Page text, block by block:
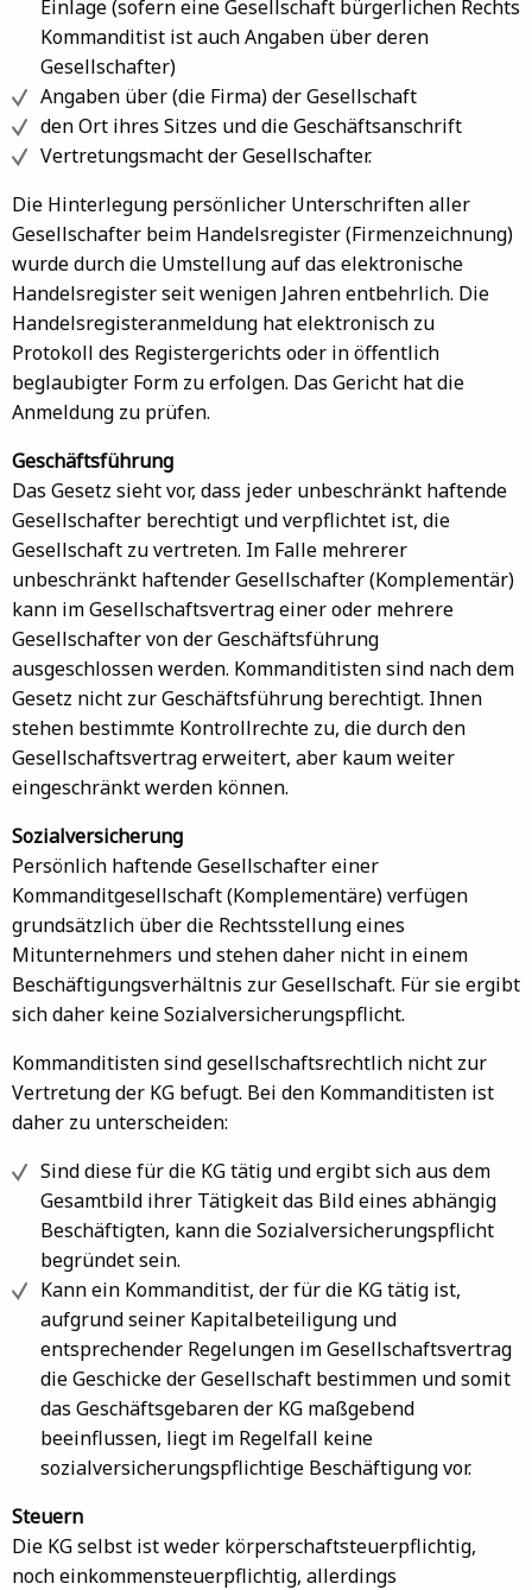
Einlage (sofern eine Gesellschaft bürgerlichen Rechts
Kommanditist ist auch Angaben über deren
Gesellschafter)
Angaben über (die Firma) der Gesellschaft
den Ort ihres Sitzes und die Geschäftsanschrift
Vertretungsmacht der Gesellschafter.
Die Hinterlegung persönlicher Unterschriften aller
Gesellschafter beim Handelsregister (Firmenzeichnung)
wurde durch die Umstellung auf das elektronische
Handelsregister seit wenigen Jahren entbehrlich. Die
Handelsregisteranmeldung hat elektronisch zu
Protokoll des Registergerichts oder in öffentlich
beglaubigter Form zu erfolgen. Das Gericht hat die
Anmeldung zu prüfen.
Geschäftsführung
Das Gesetz sieht vor, dass jeder unbeschränkt haftende
Gesellschafter berechtigt und verpflichtet ist, die
Gesellschaft zu vertreten. Im Falle mehrerer
unbeschränkt haftender Gesellschafter (Komplementär)
kann im Gesellschaftsvertrag einer oder mehrere
Gesellschafter von der Geschäftsführung
ausgeschlossen werden. Kommanditisten sind nach dem
Gesetz nicht zur Geschäftsführung berechtigt. Ihnen
stehen bestimmte Kontrollrechte zu, die durch den
Gesellschaftsvertrag erweitert, aber kaum weiter
eingeschränkt werden können.
Sozialversicherung
Persönlich haftende Gesellschafter einer
Kommanditgesellschaft (Komplementäre) verfügen
grundsätzlich über die Rechtsstellung eines
Mitunternehmers und stehen daher nicht in einem
Beschäftigungsverhältnis zur Gesellschaft. Für sie ergibt
sich daher keine Sozialversicherungspflicht.
Kommanditisten sind gesellschaftsrechtlich nicht zur
Vertretung der KG befugt. Bei den Kommanditisten ist
daher zu unterscheiden:
Sind diese für die KG tätig und ergibt sich aus dem
Gesamtbild ihrer Tätigkeit das Bild eines abhängig
Beschäftigten, kann die Sozialversicherungspflicht
begründet sein.
Kann ein Kommanditist, der für die KG tätig ist,
aufgrund seiner Kapitalbeteiligung und
entsprechender Regelungen im Gesellschaftsvertrag
die Geschicke der Gesellschaft bestimmen und somit
das Geschäftsgebaren der KG maßgebend
beeinflussen, liegt im Regelfall keine
sozialversicherungspflichtige Beschäftigung vor.
Steuern
Die KG selbst ist weder körperschaftsteuerpflichtig,
noch einkommensteuerpflichtig, allerdings